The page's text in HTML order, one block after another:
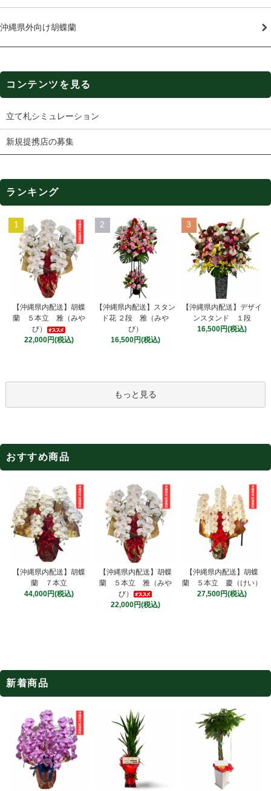
沖縄県外向け胡蝶蘭
コンテンツを見る
立て札シミュレーション
新規提携店の募集
ランキング
1
【沖縄県内配送】胡蝶
蘭 ５本立 雅（みや
び）
22,000円(税込)
2
【沖縄県内配送】スタン
ド花 ２段 雅（みや
び）
16,500円(税込)
3
【沖縄県内配送】デザイ
ンスタンド １段
16,500円(税込)
もっと見る
おすすめ商品
【沖縄県内配送】胡蝶
蘭 ７本立
44,000円(税込)
【沖縄県内配送】胡蝶
蘭 ５本立 雅（みや
び）
22,000円(税込)
【沖縄県内配送】胡蝶
蘭 ５本立 慶（けい）
27,500円(税込)
新着商品